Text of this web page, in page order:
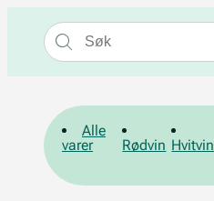
Alle
varer
Rødvin Hvitvin